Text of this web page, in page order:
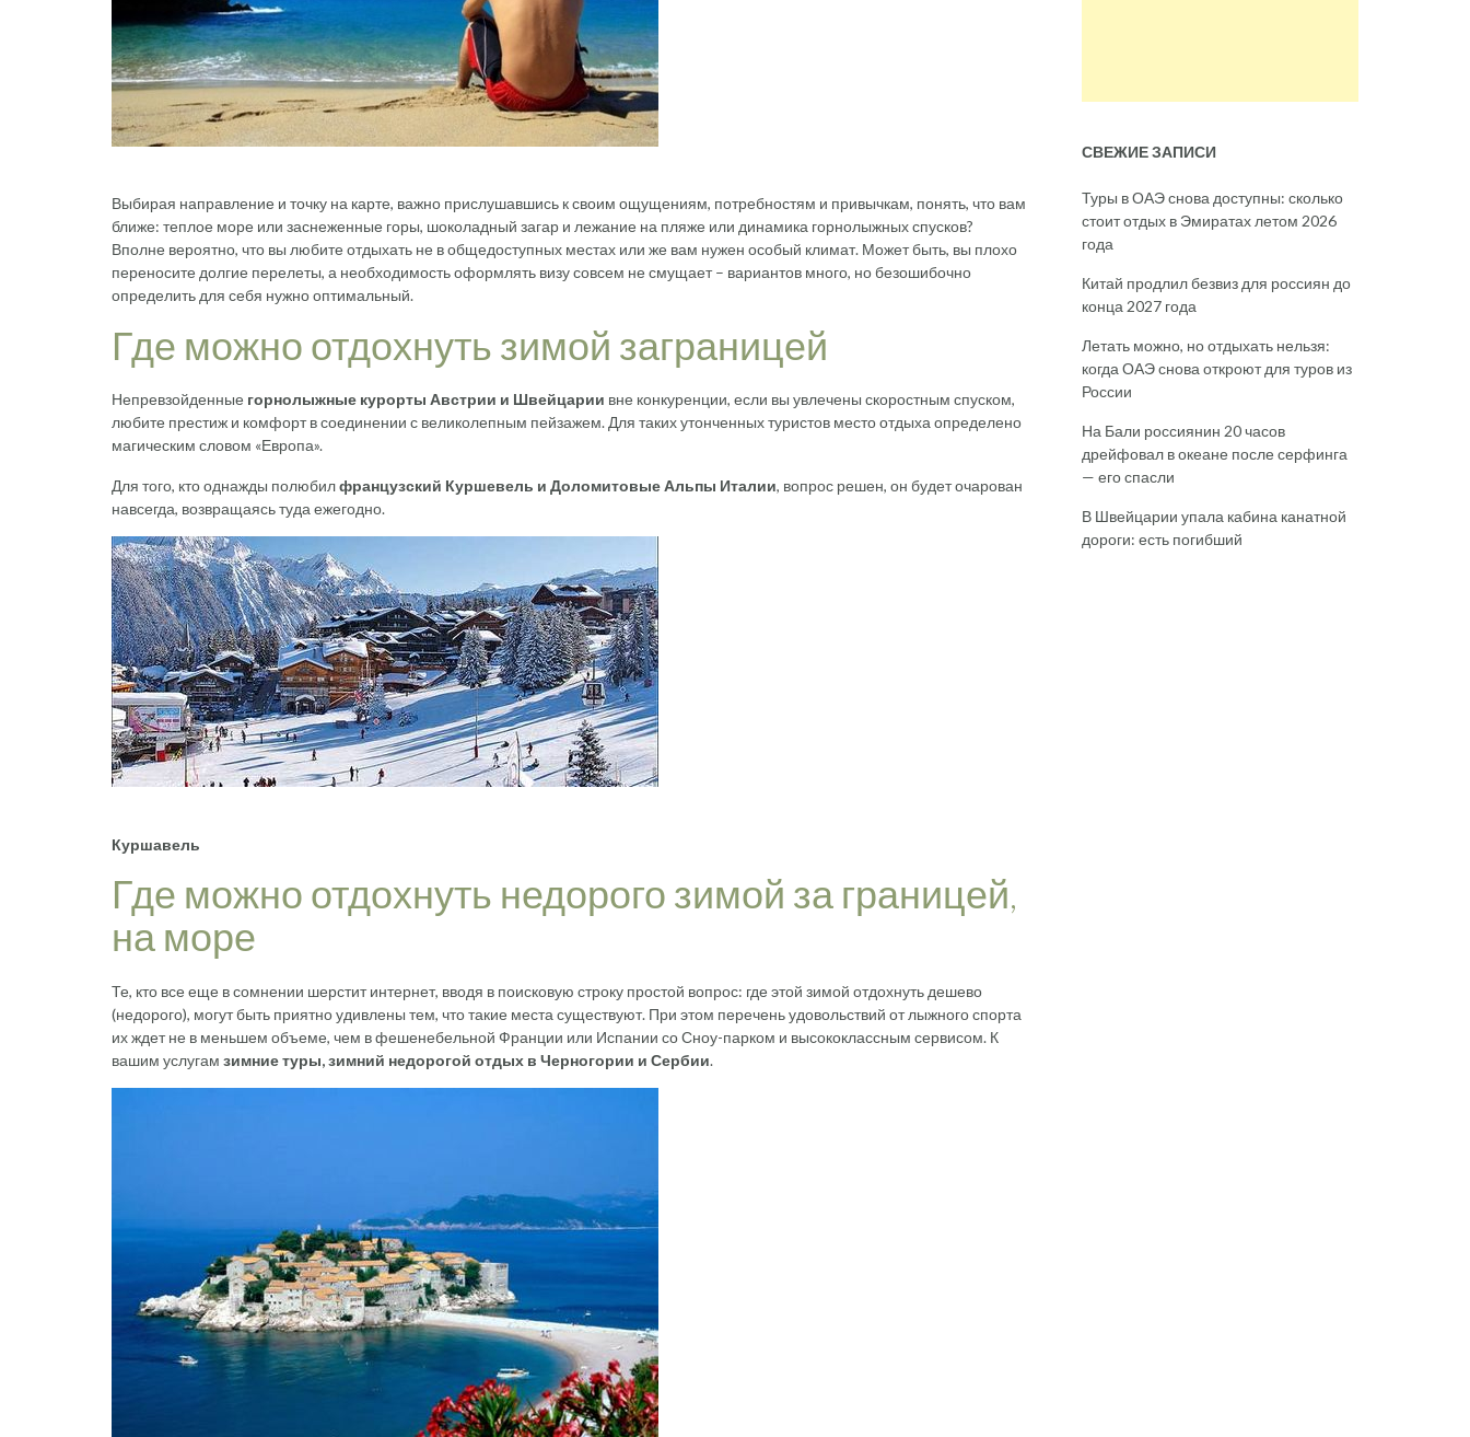
Выбирая направление и точку на карте, важно прислушавшись к своим ощущениям, потребностям и привычкам, понять, что вам
ближе: теплое море или заснеженные горы, шоколадный загар и лежание на пляже или динамика горнолыжных спусков?
Вполне вероятно, что вы любите отдыхать не в общедоступных местах или же вам нужен особый климат. Может быть, вы плохо
переносите долгие перелеты, а необходимость оформлять визу совсем не смущает – вариантов много, но безошибочно
определить для себя нужно оптимальный.
Где можно отдохнуть зимой заграницей
Непревзойденные горнолыжные курорты Австрии и Швейцарии вне конкуренции, если вы увлечены скоростным спуском,
любите престиж и комфорт в соединении с великолепным пейзажем. Для таких утонченных туристов место отдыха определено
магическим словом «Европа».
Для того, кто однажды полюбилфранцузский Куршевель и Доломитовые Альпы Италии, вопрос решен, он будет очарован
навсегда, возвращаясь туда ежегодно.
Куршавель
Где можно отдохнуть недорого зимой за границей,
на море
Те, кто все еще в сомнении шерстит интернет, вводя в поисковую строку простой вопрос: где этой зимой отдохнуть дешево
(недорого), могут быть приятно удивлены тем, что такие места существуют. При этом перечень удовольствий от лыжного спорта
их ждет не в меньшем объеме, чем в фешенебельной Франции или Испании со Сноу-парком и высококлассным сервисом. К
вашим услугам зимние туры, зимний недорогой отдых в Черногории и Сербии.
СВЕЖИЕ ЗАПИСИ
Туры в ОАЭ снова доступны: сколько
стоит отдых в Эмиратах летом 2026
года
Китай продлил безвиз для россиян до
конца 2027 года
Летать можно, но отдыхать нельзя:
когда ОАЭ снова откроют для туров из
России
На Бали россиянин 20 часов
дрейфовал в океане после серфинга
— его спасли
В Швейцарии упала кабина канатной
дороги: есть погибший